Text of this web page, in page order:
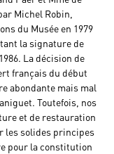
Michel Robin,
du Musée en 1979
la signature de
La décision de
français du début
abondante mais mal
Toutefois, nos
et de restauration
les solides principes
pour la constitution